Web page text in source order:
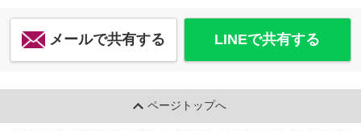
メールで共有する LINEで共有する
ページトップへ